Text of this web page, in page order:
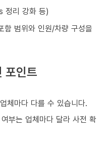
정리 강화 등)
함 범위와 인원/차량 구성을
포인트
체마다 다를 수 있습니다.
부는 업체마다 달라 사전 확